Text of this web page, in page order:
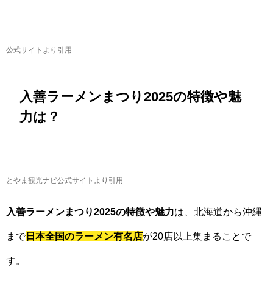
公式サイトより引用
入善ラーメンまつり2025の特徴や魅
力は？
とやま観光ナビ公式サイトより引用
入善ラーメンまつり2025の特徴や魅力は、北海道から沖縄
まで 日本全国のラーメン有名店が20店以上集まることで
す。